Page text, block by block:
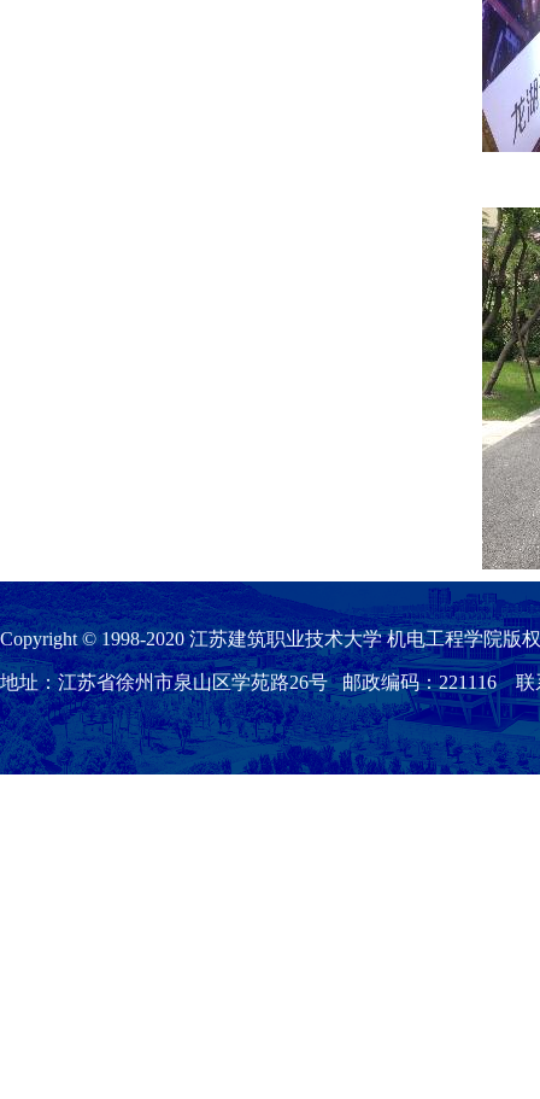
Copyright © 1998-2020 江苏建筑职业技术大学 机电工程学院版
地址：江苏省徐州市泉山区学苑路26号 邮政编码：221116 联